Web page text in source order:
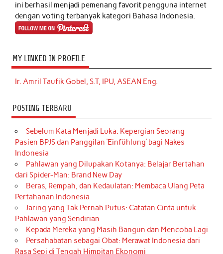
ini berhasil menjadi pemenang favorit pengguna internet
dengan voting terbanyak kategori Bahasa Indonesia.
MY LINKED IN PROFILE
Ir. Amril Taufik Gobel, S.T, IPU, ASEAN Eng.
POSTING TERBARU
Sebelum Kata Menjadi Luka: Kepergian Seorang
Pasien BPJS dan Panggilan ‘Einfühlung’ bagi Nakes
Indonesia
Pahlawan yang Dilupakan Kotanya: Belajar Bertahan
dari Spider-Man: Brand New Day
Beras, Rempah, dan Kedaulatan: Membaca Ulang Peta
Pertahanan Indonesia
Jaring yang Tak Pernah Putus: Catatan Cinta untuk
Pahlawan yang Sendirian
Kepada Mereka yang Masih Bangun dan Mencoba Lagi
Persahabatan sebagai Obat: Merawat Indonesia dari
Rasa Sepi di Tengah Himpitan Ekonomi